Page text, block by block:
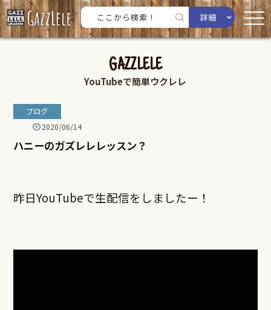
詳細
GAZZLELE
YouTubeで簡単ウクレレ
ブログ
2020/06/14
ハニーのガズレレレッスン？
昨日YouTubeで生配信をしましたー！